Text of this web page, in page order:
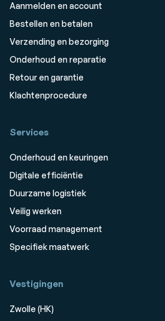
Aanmelden en account
Bestellen en betalen
Verzending en bezorging
Onderhoud en reparatie
Retour en garantie
Klachtenprocedure
Services
Onderhoud en keuringen
Digitale efficiëntie
Duurzame logistiek
Veilig werken
Voorraad management
Specifiek maatwerk
Vestigingen
Zwolle (HK)